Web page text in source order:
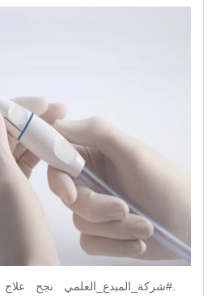
.#شركة_المبدع_العلمي نجح